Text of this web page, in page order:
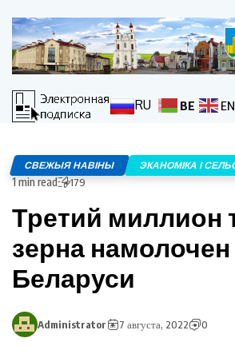
RU BE EN
СВЕЖЫЯ НАВІНЫ ЭКАНОМІКА І
1 min read 179
Третий миллион
зерна намолочен
Беларуси
Administrator 7 августа, 2022 0